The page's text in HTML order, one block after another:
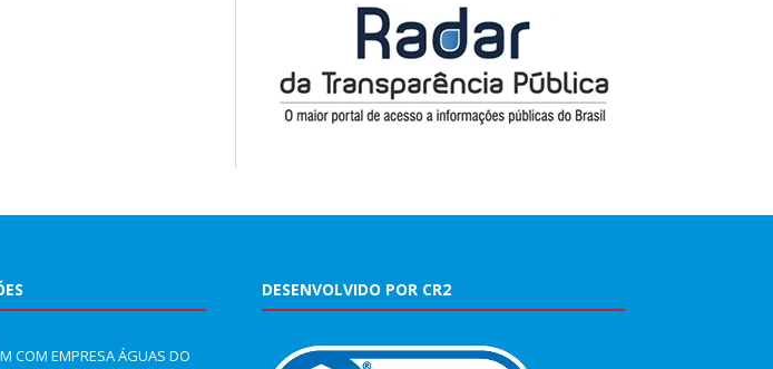
COM EMPRESA ÁGUAS DO
DESENVOLVIDO POR CR2